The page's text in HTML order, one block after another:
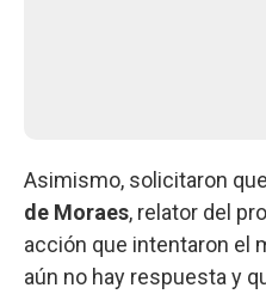
Asimismo, solicitaron
de Moraes, relator del
acción que intentaron el
aún no hay respuesta y